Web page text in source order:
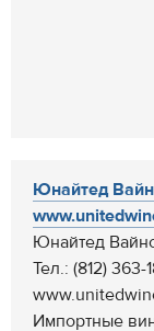
Юнайтед
Юнайтед
Тел.: (812) 363-
Импортные